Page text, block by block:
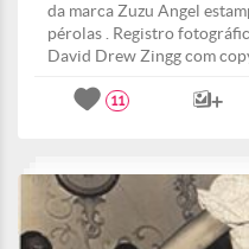
da marca Zuzu Angel
pérolas . Registro
David Drew Zingg com
11